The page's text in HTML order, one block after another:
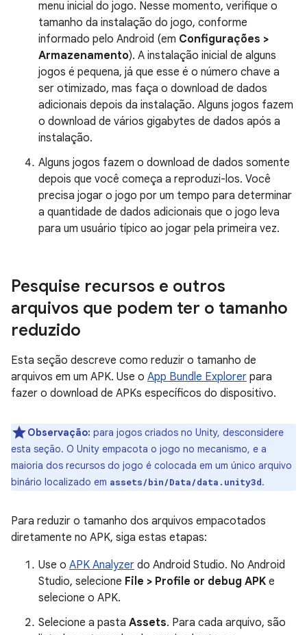
menu inicial do jogo. Nesse momento, verifique o
tamanho da instalação do jogo, conforme
informado pelo Android (em Configurações >
Armazenamento). A instalação inicial de alguns
jogos é pequena, já que esse é o número chave a
ser otimizado, mas faça o download de dados
adicionais depois da instalação. Alguns jogos fazem
o download de vários gigabytes de dados após a
instalação.
Alguns jogos fazem o download de dados somente
depois que você começa a reproduzi-los. Você
precisa jogar o jogo por um tempo para determinar
a quantidade de dados adicionais que o jogo leva
para um usuário típico ao jogar pela primeira vez.
Pesquise recursos e outros
arquivos que podem ter o tamanho
reduzido
Esta seção descreve como reduzir o tamanho de
arquivos em um APK. Use o App Bundle Explorer para
fazer o download de APKs específicos do dispositivo.
Observação: para jogos criados no Unity, desconsidere
esta seção. O Unity empacota o jogo no mecanismo, e a
maioria dos recursos do jogo é colocada em um único arquivo
binário localizado em assets/bin/Data/data.unity3d.
Para reduzir o tamanho dos arquivos empacotados
diretamente no APK, siga estas etapas:
Use o APK Analyzer do Android Studio. No Android
Studio, selecione File > Profile or debug APK e
selecione o APK.
Selecione a pasta Assets. Para cada arquivo, são